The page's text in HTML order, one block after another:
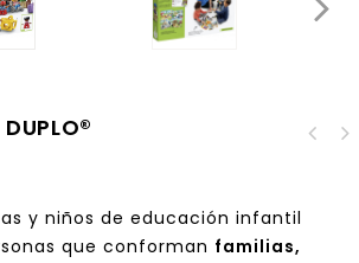
y niños de educación infantil
que conforman familias,